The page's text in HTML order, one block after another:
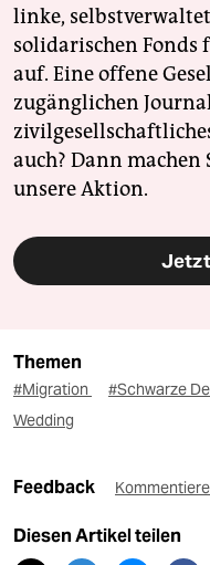
linke,
solidarischen Fonds
auf. Eine offene
zugänglichen
auch? Dann
unsere Aktion.
Themen
#Migration #Schwarze
Wedding
Feedback
Diesen Artikel teilen